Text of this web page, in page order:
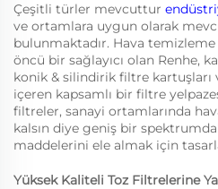
Çeşitli türler mevcuttur
ve ortamlara uygun olarak
bulunmaktadır. Hava
öncü bir sağlayıcı olan Renhe,
konik & silindirik filtre kartuşları
içeren kapsamlı bir filtre
filtreler, sanayi ortamlarında
kalsın diye geniş bir
maddelerini ele almak için
Yüksek Kaliteli Toz Filtrelerine